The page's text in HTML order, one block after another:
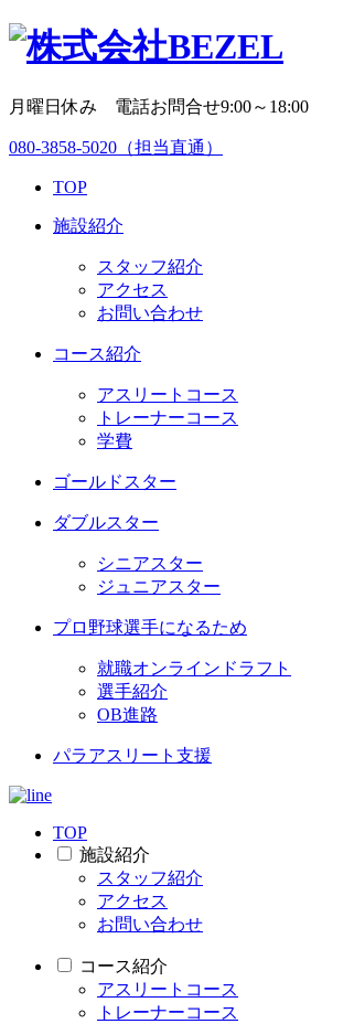
月曜日休み 電話お問合せ9:00～18:00
080-3858-5020 （担当直通）
TOP
施設紹介
スタッフ紹介
アクセス
お問い合わせ
コース紹介
アスリートコース
トレーナーコース
学費
ゴールドスター
ダブルスター
シニアスター
ジュニアスター
プロ野球選手になるため
就職オンラインドラフト
選手紹介
OB進路
パラアスリート支援
TOP
施設紹介
スタッフ紹介
アクセス
お問い合わせ
コース紹介
アスリートコース
トレーナーコース